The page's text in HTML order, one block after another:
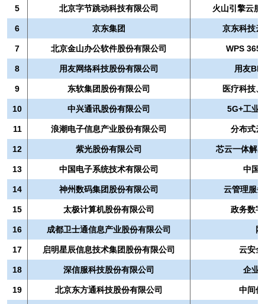
5 北京字节跳动科技有限公司 火山引擎云
6 京东集团 京东科技
7 北京金山办公软件股份有限公司 WPS 365
8 用友网络科技股份有限公司 用友
9 东软集团股份有限公司 医疗科技
10 中兴通讯股份有限公司 5G+工业
11 浪潮电子信息产业股份有限公司 分布式
12 紫光股份有限公司 芯云一体解
13 中国电子系统技术有限公司 中国
14 神州数码集团股份有限公司 云管理服
15 太极计算机股份有限公司 政务数
16 成都卫士通信息产业股份有限公司
17 启明星辰信息技术集团股份有限公司 云安
18 深信服科技股份有限公司 企业
19 北京东方通科技股份有限公司 中间